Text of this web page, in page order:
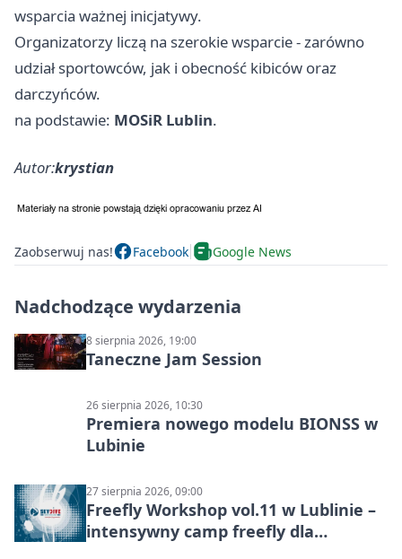
wsparcia ważnej inicjatywy.
Organizatorzy liczą na szerokie wsparcie - zarówno
udział sportowców, jak i obecność kibiców oraz
darczyńców.
na podstawie: MOSiR Lublin.
Autor:krystian
Zaobserwuj nas! Facebook Google News
Nadchodzące wydarzenia
8 sierpnia 2026, 19:00
Taneczne Jam Session
26 sierpnia 2026, 10:30
Premiera nowego modelu BIONSS w
Lubinie
27 sierpnia 2026, 09:00
Freefly Workshop vol.11 w Lublinie –
intensywny camp freefly dla